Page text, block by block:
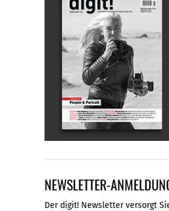
NEWSLETTER-
Der digit! Newsletter versorgt